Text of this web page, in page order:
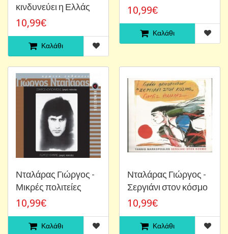
κινδυνεύει η Ελλάς
10,99€
Καλάθι
10,99€
Καλάθι
Νταλάρας Γιώργος -
Μικρές πολιτείες
10,99€
Καλάθι
Νταλάρας Γιώργος -
Σεργιάνι στον κόσμο
10,99€
Καλάθι